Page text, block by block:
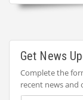
Get News
Complete the
recent news and